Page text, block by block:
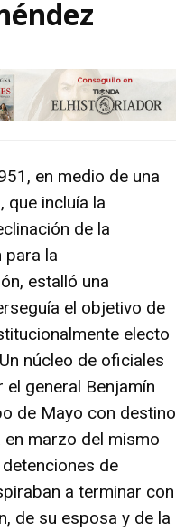
en medio de una
que incluía la
de la
para la
estalló una
el objetivo de
electo
núcleo de oficiales
general Benjamín
de Mayo con destino
en marzo del mismo
de
a terminar con
de su esposa y de la